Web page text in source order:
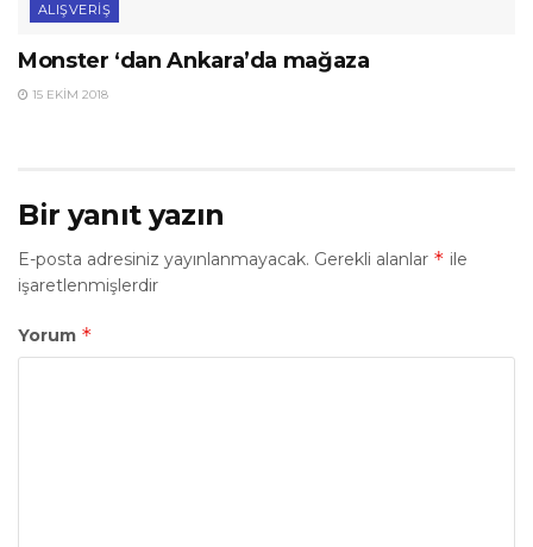
ALIŞVERIŞ
Monster ‘dan Ankara’da mağaza
15 EKIM 2018
Bir yanıt yazın
E-posta adresiniz yayınlanmayacak. Gerekli alanlar * ile
işaretlenmişlerdir
Yorum *